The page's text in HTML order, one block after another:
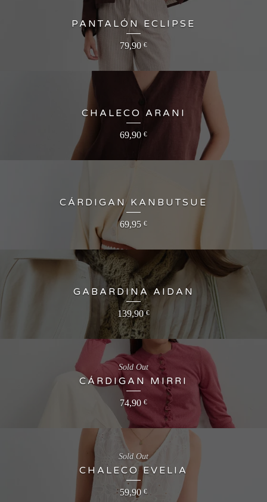
PANTALÓN ECLIPSE
79,90 €
CHALECO ARANI
69,90 €
CÁRDIGAN KANBUTSUE
69,95 €
GABARDINA AIDAN
139,90€
CÁRDIGAN MIRRI
74,90 €
Sold Out
CHALECO EVELIA
59,90 €
Sold Out